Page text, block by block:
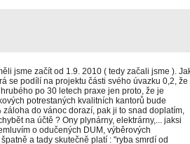
jsme začít od 1.9. 2010 ( tedy začali jsme ).
se podílí na projektu části svého úvazku 0,2, že
po 30 letech praxe jen proto, že je
potrestaných kvalitních kantorů bude
do vánoc dorazí, pak ji to snad doplatím,
na účtě ? Ony plynárny, elektrárny,... jaksi
o odučených DUM, výběrových
a tady skutečně platí : "ryba smrdí od